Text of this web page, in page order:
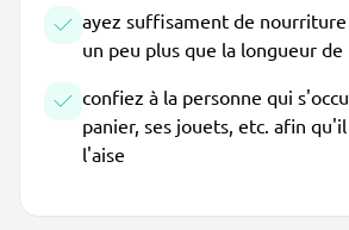
ayez suffisament de
un peu plus que la longueur de
confiez à la personne qui
panier, ses jouets, etc. afin
l'aise